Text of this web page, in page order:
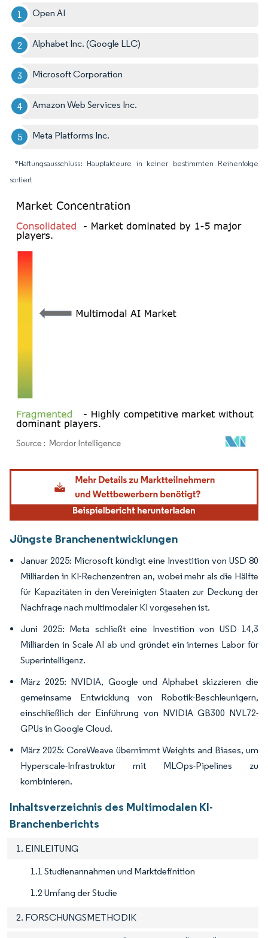
Open AI
Alphabet Inc. (Google LLC)
Microsoft Corporation
Amazon Web Services Inc.
Meta Platforms Inc.
*Haftungsausschluss: Hauptakteure in keiner bestimmten Reihenfolge
sortiert
Bild © Mordor Intelligence. Wiederverwendung erfordert Namensnennung gemäß
Jüngste Branchenentwicklungen
Januar 2025: Microsoft kündigt eine Investition von USD 80
Milliarden in KI-Rechenzentren an, wobei mehr als die Hälfte
für Kapazitäten in den Vereinigten Staaten zur Deckung der
Nachfrage nach multimodaler KI vorgesehen ist.
Juni 2025: Meta schließt eine Investition von USD 14,3
Milliarden in Scale AI ab und gründet ein internes Labor für
Superintelligenz.
März 2025: NVIDIA, Google und Alphabet skizzieren die
gemeinsame Entwicklung von Robotik-Beschleunigern,
einschließlich der Einführung von NVIDIA GB300 NVL72-
GPUs in Google Cloud.
März 2025: CoreWeave übernimmt Weights and Biases, um
Hyperscale-Infrastruktur mit MLOps-Pipelines zu
kombinieren.
Inhaltsverzeichnis des Multimodalen KI-
Branchenberichts
1. EINLEITUNG
1.1 Studienannahmen und Marktdefinition
1.2 Umfang der Studie
2. FORSCHUNGSMETHODIK